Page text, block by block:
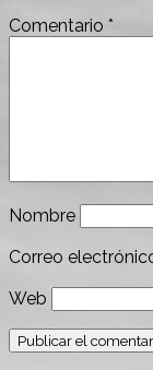
Comentario *
Nombre
Correo
Web